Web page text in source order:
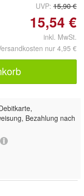
UVP: 15,90 €
15,54 €
inkl. MwSt.
nur 4,95 €
Bezahlung nach